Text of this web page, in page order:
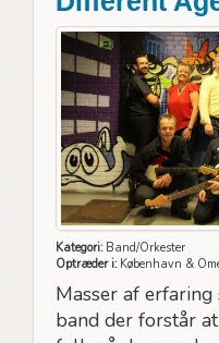
Kategori:Band/Orkester
Optræder i:København &
Masser af erfaring
band der forstår